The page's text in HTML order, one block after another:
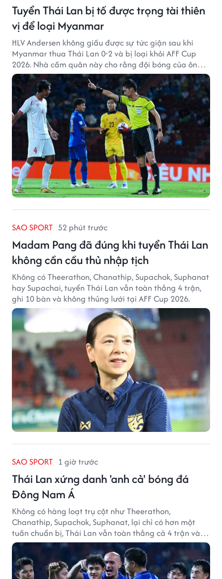
Tuyển Thái Lan bị tố được trọng tài thiên
vị để loại Myanmar
HLV Andersen không giấu được sự tức giận sau khi
Myanmar thua Thái Lan 0-2 và bị loại khỏi AFF Cup
2026. Nhà cầm quân này cho rằng đội bóng của ông
thất bại bởi những quyết định từ tổ trọng tài.
SAO SPORT 52 phút trước
Madam Pang đã đúng khi tuyển Thái Lan
không cần cầu thủ nhập tịch
Không có Theerathon, Chanathip, Supachok, Suphanat
hay Supachai, tuyển Thái Lan vẫn toàn thắng 4 trận,
ghi 10 bàn và không thủng lưới tại AFF Cup 2026.
SAO SPORT 1 giờ trước
Thái Lan xứng danh 'anh cả' bóng đá
Đông Nam Á
Không có hàng loạt trụ cột như Theerathon,
Chanathip, Supachok, Suphanat, lại chỉ có hơn một
tuần chuẩn bị, Thái Lan vẫn toàn thắng cả 4 trận và
giữ sạch lưới tại AFF Cup 2026.